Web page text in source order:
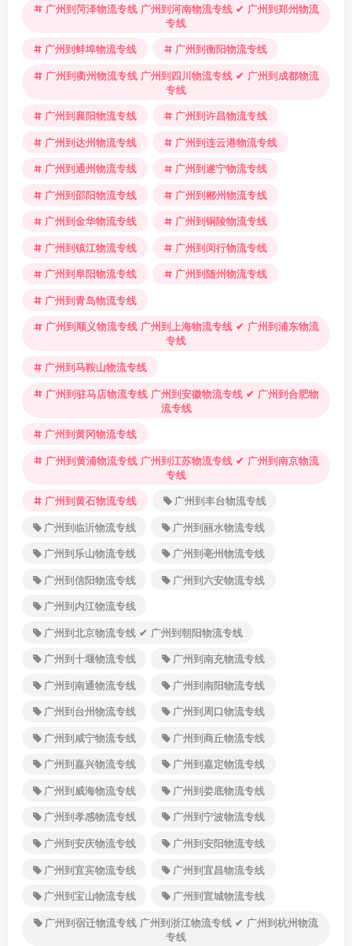
广州到菏泽物流专线 广州到河南物流专线 ✔ 广州到郑州物流
专线
广州到蚌埠物流专线
广州到衡阳物流专线
广州到衢州物流专线 广州到四川物流专线 ✔ 广州到成都物流
专线
广州到襄阳物流专线
广州到许昌物流专线
广州到达州物流专线
广州到连云港物流专线
广州到通州物流专线
广州到遂宁物流专线
广州到邵阳物流专线
广州到郴州物流专线
广州到金华物流专线
广州到铜陵物流专线
广州到镇江物流专线
广州到闵行物流专线
广州到阜阳物流专线
广州到随州物流专线
广州到青岛物流专线
广州到顺义物流专线 广州到上海物流专线 ✔ 广州到浦东物流
专线
广州到马鞍山物流专线
广州到驻马店物流专线 广州到安徽物流专线 ✔ 广州到合肥物
流专线
广州到黄冈物流专线
广州到黄浦物流专线 广州到江苏物流专线 ✔ 广州到南京物流
专线
广州到黄石物流专线
广州到丰台物流专线
广州到临沂物流专线
广州到丽水物流专线
广州到乐山物流专线
广州到亳州物流专线
广州到信阳物流专线
广州到六安物流专线
广州到内江物流专线
广州到北京物流专线 ✔ 广州到朝阳物流专线
广州到十堰物流专线
广州到南充物流专线
广州到南通物流专线
广州到南阳物流专线
广州到台州物流专线
广州到周口物流专线
广州到咸宁物流专线
广州到商丘物流专线
广州到嘉兴物流专线
广州到嘉定物流专线
广州到威海物流专线
广州到娄底物流专线
广州到孝感物流专线
广州到宁波物流专线
广州到安庆物流专线
广州到安阳物流专线
广州到宜宾物流专线
广州到宜昌物流专线
广州到宝山物流专线
广州到宣城物流专线
广州到宿迁物流专线 广州到浙江物流专线 ✔ 广州到杭州物流
专线